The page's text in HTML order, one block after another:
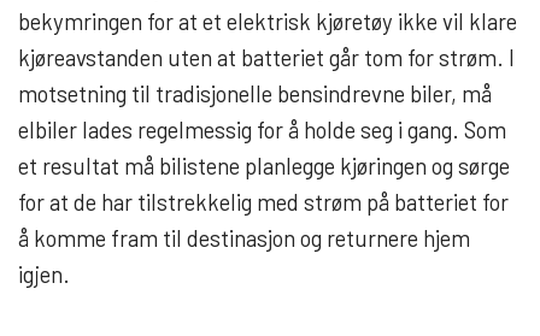
bekymringen for at et elektrisk kjøretøy ikke vil klare
kjøreavstanden uten at batteriet går tom for strøm. I
motsetning til tradisjonelle bensindrevne biler, må
elbiler lades regelmessig for å holde seg i gang. Som
et resultat må bilistene planlegge kjøringen og sørge
for at de har tilstrekkelig med strøm på batteriet for
å komme fram til destinasjon og returnere hjem
igjen.